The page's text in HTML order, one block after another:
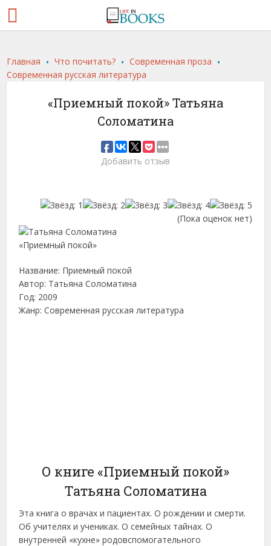
Главная .Что почитать? .Современная проза .
Современная русская литература
«Приемный покой» Татьяна
Соломатина
Добавить отзыв
(Пока оценок нет)
Название: Приемный покой
Автор: Татьяна Соломатина
Год: 2009
Жанр: Современная русская литература
О книге «Приемный покой»
Татьяна Соломатина
Эта книга о врачах и пациентах. О рождении и смерти.
Об учителях и учениках. О семейных тайнах. О
внутренней «кухне» родовспомогательного